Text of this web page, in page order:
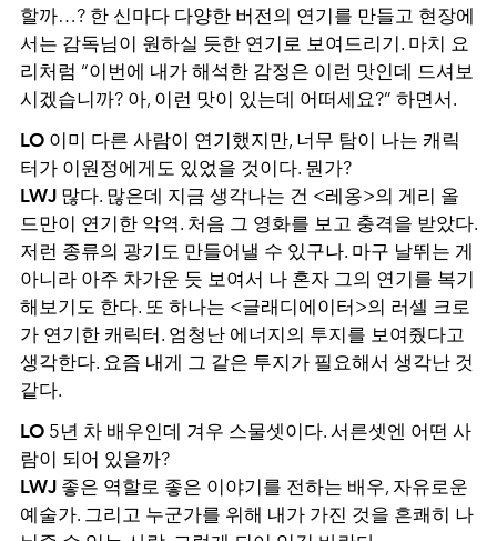
할까…? 한 신마다 다양한 버전의 연기를 만들고 현장에
서는 감독님이 원하실 듯한 연기로 보여드리기. 마치 요
리처럼 “이번에 내가 해석한 감정은 이런 맛인데 드셔보
시겠습니까? 아, 이런 맛이 있는데 어떠세요?” 하면서.
LO 이미 다른 사람이 연기했지만, 너무 탐이 나는 캐릭
터가 이원정에게도 있었을 것이다. 뭔가?
LWJ 많다. 많은데 지금 생각나는 건 <레옹>의 게리 올
드만이 연기한 악역. 처음 그 영화를 보고 충격을 받았다.
저런 종류의 광기도 만들어낼 수 있구나. 마구 날뛰는 게
아니라 아주 차가운 듯 보여서 나 혼자 그의 연기를 복기
해보기도 한다. 또 하나는 <글래디에이터>의 러셀 크로
가 연기한 캐릭터. 엄청난 에너지의 투지를 보여줬다고
생각한다. 요즘 내게 그 같은 투지가 필요해서 생각난 것
같다.
LO 5년 차 배우인데 겨우 스물셋이다. 서른셋엔 어떤 사
람이 되어 있을까?
LWJ 좋은 역할로 좋은 이야기를 전하는 배우, 자유로운
예술가. 그리고 누군가를 위해 내가 가진 것을 흔쾌히 나